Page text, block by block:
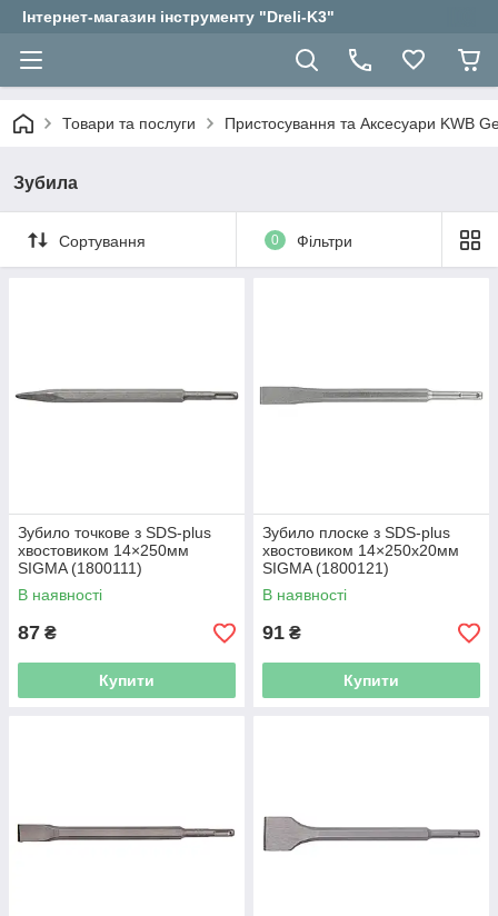
Інтернет-магазин інструменту "Dreli-K3"
Товари та послуги Пристосування та Аксесуари KWB
Зубила
Сортування 0 Фільтри
Зубило точкове з SDS-plus
хвостовиком 14×250мм
SIGMA (1800111)
В наявності
87 ₴
Купити
Зубило плоске з SDS-plus
хвостовиком 14×250х20мм
SIGMA (1800121)
В наявності
91 ₴
Купити